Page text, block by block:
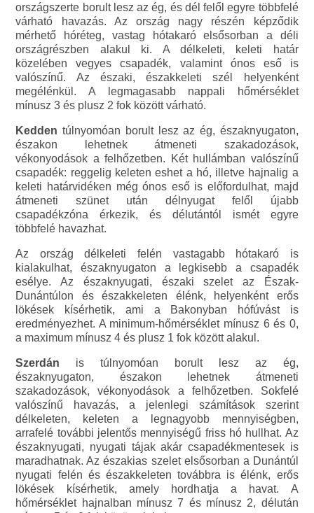
országszerte borult lesz az ég, és dél felől egyre többfelé
várható havazás. Az ország nagy részén képződik
mérhető hóréteg, vastag hótakaró elsősorban a déli
országrészben alakul ki. A délkeleti, keleti határ
közelében vegyes csapadék, valamint ónos eső is
valószínű. Az északi, északkeleti szél helyenként
megélénkül. A legmagasabb nappali hőmérséklet
mínusz 3 és plusz 2 fok között várható.
Kedden túlnyomóan borult lesz az ég, északnyugaton,
északon lehetnek átmeneti szakadozások,
vékonyodások a felhőzetben. Két hullámban valószínű
csapadék: reggelig keleten eshet a hó, illetve hajnalig a
keleti határvidéken még ónos eső is előfordulhat, majd
átmeneti szünet után délnyugat felől újabb
csapadékzóna érkezik, és délutántól ismét egyre
többfelé havazhat.
Az ország délkeleti felén vastagabb hótakaró is
kialakulhat, északnyugaton a legkisebb a csapadék
esélye. Az északnyugati, északi szelet az Észak-
Dunántúlon és északkeleten élénk, helyenként erős
lökések kísérhetik, ami a Bakonyban hófúvást is
eredményezhet. A minimum-hőmérséklet mínusz 6 és 0,
a maximum mínusz 4 és plusz 1 fok között alakul.
Szerdán is túlnyomóan borult lesz az ég,
északnyugaton, északon lehetnek átmeneti
szakadozások, vékonyodások a felhőzetben. Sokfelé
valószínű havazás, a jelenlegi számítások szerint
délkeleten, keleten a legnagyobb mennyiségben,
arrafelé további jelentős mennyiségű friss hó hullhat. Az
északnyugati, nyugati tájak akár csapadékmentesek is
maradhatnak. Az északias szelet elsősorban a Dunántúl
nyugati felén és északkeleten továbbra is élénk, erős
lökések kísérhetik, amely hordhatja a havat. A
hőmérséklet hajnalban mínusz 7 és mínusz 2, délután